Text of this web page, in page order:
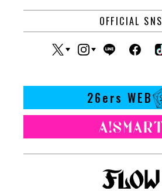
OFFICIAL SNS
26ers WEB